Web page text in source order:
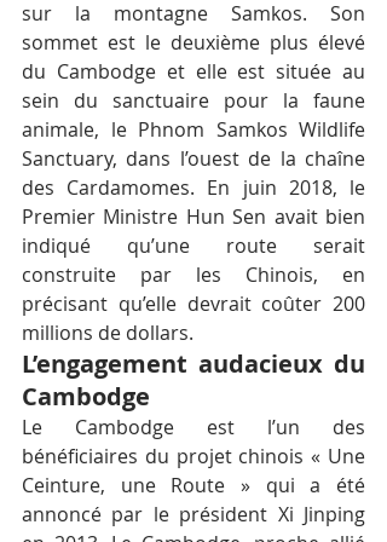
sur la montagne Samkos. Son
sommet est le deuxième plus élevé
du Cambodge et elle est située au
sein du sanctuaire pour la faune
animale, le Phnom Samkos Wildlife
Sanctuary, dans l’ouest de la chaîne
des Cardamomes. En juin 2018, le
Premier Ministre Hun Sen avait bien
indiqué qu’une route serait
construite par les Chinois, en
précisant qu’elle devrait coûter 200
millions de dollars.
L’engagement audacieux du
Cambodge
Le Cambodge est l’un des
bénéficiaires du projet chinois « Une
Ceinture, une Route » qui a été
annoncé par le président Xi Jinping